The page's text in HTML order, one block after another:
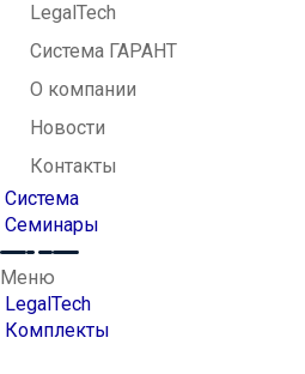
LegalTech
Система ГАРАНТ
О компании
Новости
Контакты
Система
Семинары
Меню
LegalTech
Комплекты